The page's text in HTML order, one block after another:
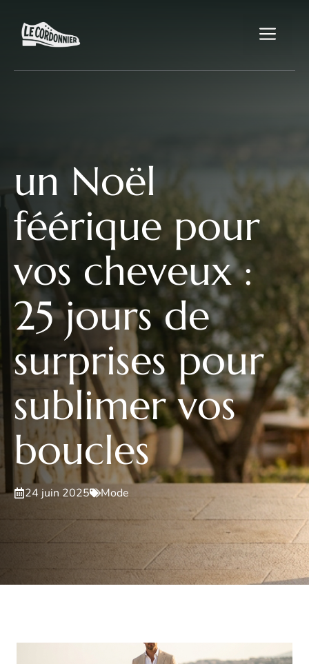
contenu
un Noël
féérique pour
vos cheveux :
25 jours de
surprises pour
sublimer vos
boucles
24 juin 2025 Mode